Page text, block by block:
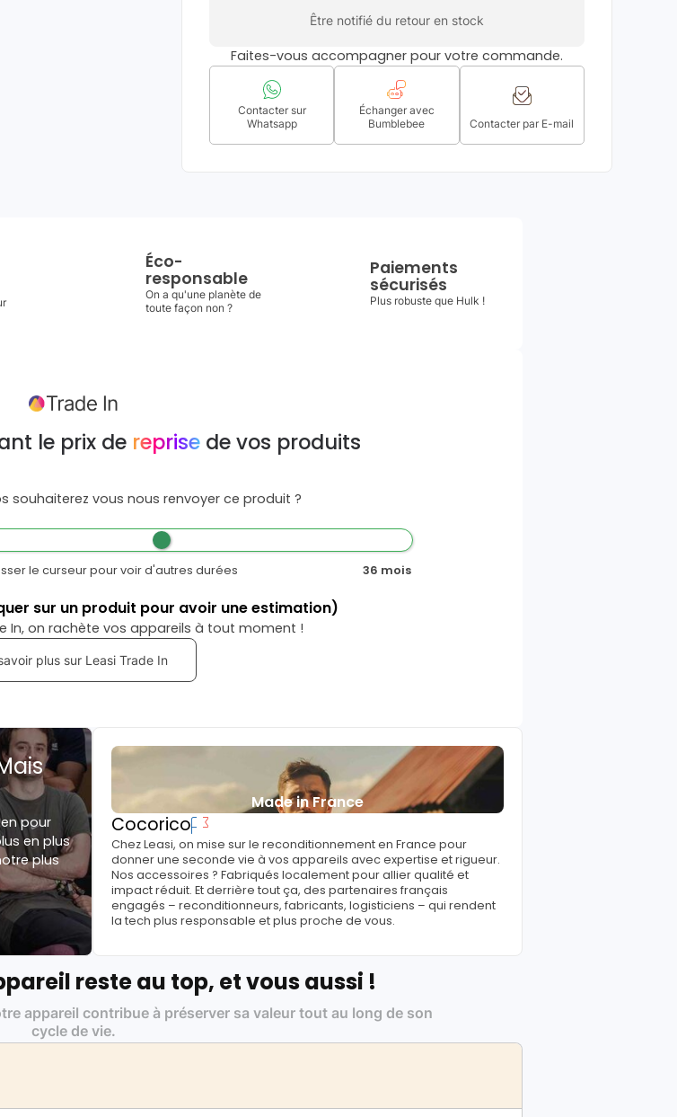
Être notifié du retour en stock
Faites-vous accompagner pour votre commande.
Contacter sur
Whatsapp
Échanger avec
Bumblebee
Contacter par E-mail
Éco-
responsable
On a qu'une planète de
toute façon non ?
Paiements
sécurisés
Plus robuste que Hulk !
le prix de reprise de vos produits
souhaiterez vous nous renvoyer ce produit ?
le curseur pour voir d'autres durées 36 mois
sur un produit pour avoir une estimation)
In, on rachète vos appareils à tout moment !
plus sur Leasi Trade In
pour
en plus
plus
Made in France
Cocorico
Chez Leasi, on mise sur le reconditionnement en France pour
donner une seconde vie à vos appareils avec expertise et rigueur.
Nos accessoires ? Fabriqués localement pour allier qualité et
impact réduit. Et derrière tout ça, des partenaires français
engagés – reconditionneurs, fabricants, logisticiens – qui rendent
la tech plus responsable et plus proche de vous.
reste au top, et vous aussi !
appareil contribue à préserver sa valeur tout au long de son
cycle de vie.